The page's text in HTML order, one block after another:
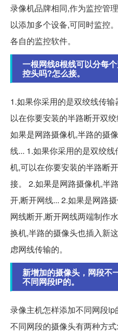
录像机品牌相同,作为监控管
以添加多个设备,可同时监控
各自的监控软件。
一根网线8根线可以分每
控头吗?怎么接。
1.如果你采用的是双绞线传
以在你要安装的半路断开双
如果是网路摄像机,半路的摄
线... 1.如果你采用的是双绞
机,可以在你要安装的半路断
接。 2.如果是网路摄像机,半
开,断开网线... 2.如果是网路
网线断开,断开网线两端制作
换机,半路的摄像头也插入新
虑网线传输的。
新增加的摄像头，网段不
不同网段IP的。
录像主机怎样添加不同网段
不同网段的摄像头有两种方